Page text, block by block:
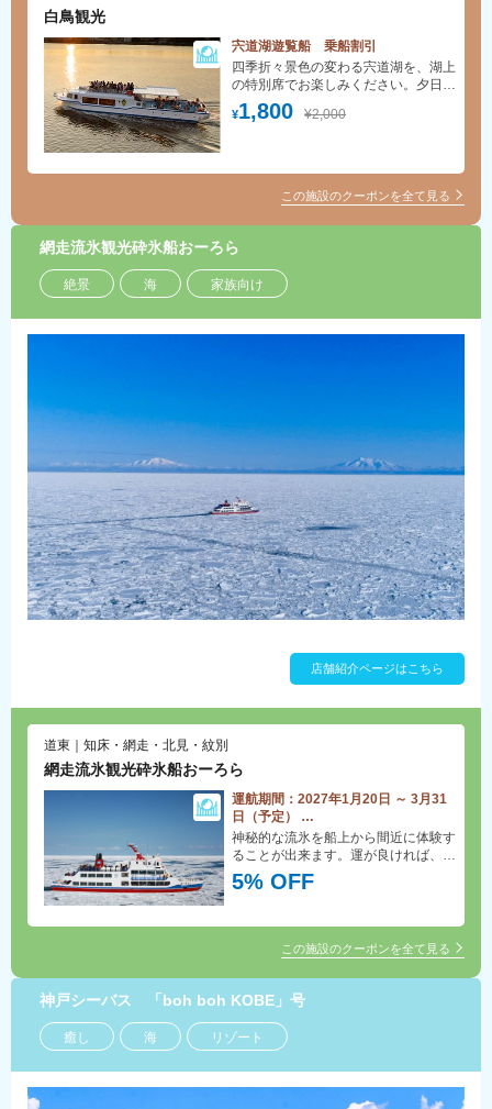
白鳥観光
宍道湖遊覧船 乗船割引
¥1,800 ¥2,000
四季折々景色の変わる宍道湖を、湖上
の特別席でお楽しみください。夕日に
合わせて出航するサンセットクルーズ
が一番人気です。
この施設のクーポンを全て見る
網走流氷観光砕氷船おーろら
絶景 海 家族向け
店舗紹介ページはこちら
道東｜知床・網走・北見・紋別
網走流氷観光砕氷船おーろら
運航期間：2027年1月20日 ～ 3月31
日（予定）
網走流氷観光砕氷船おーろら 乗船料
「5％」割引♪
5% OFF
神秘的な流氷を船上から間近に体験す
ることが出来ます。運が良ければ、オ
オワシやアザラシに出会えるかも！？
冬の醍醐味、氷の世界をお楽しみくだ
この施設のクーポンを全て見る
神戸シーバス 「boh boh KOBE」号
癒し 海 リゾート